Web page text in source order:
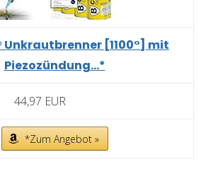
Unkrautbrenner [1100°] mit
Piezozündung...*
44,97 EUR
*Zum Angebot »